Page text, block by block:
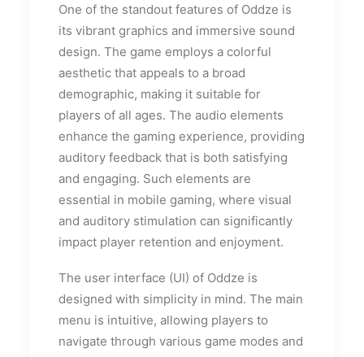
One of the standout features of Oddze is
its vibrant graphics and immersive sound
design. The game employs a colorful
aesthetic that appeals to a broad
demographic, making it suitable for
players of all ages. The audio elements
enhance the gaming experience, providing
auditory feedback that is both satisfying
and engaging. Such elements are
essential in mobile gaming, where visual
and auditory stimulation can significantly
impact player retention and enjoyment.
The user interface (UI) of Oddze is
designed with simplicity in mind. The main
menu is intuitive, allowing players to
navigate through various game modes and